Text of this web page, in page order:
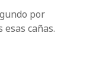
por
cañas.